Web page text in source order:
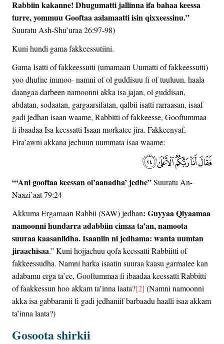
Rabbiin kakanne! Dhugumatti jallinna ifa bahaa keessa
turre, yommuu Gooftaa aalamaatti isin qixxeessinu.”
Suuratu Ash-Shu’uraa 26:97-98)
Kuni hundi gama fakkeessutiini.
Gama Isatti of fakkeessutti (umamaan Uumatti of fakkeessutti)
yoo dhufne immoo- namni of ol guddisuu fi of tuuluun, haala
daangaa darbeen namoonni akka isa jajan, ol guddisan,
abdatan, sodaatan, gargaarsifatan, qalbii isatti rarraasan, isaaf
gadi jedhan isaan waame, Rabbitti of fakkeesse, Gooftummaa
fi ibaadaa Isa keessatti Isaan morkatee jira. Fakkeenyaf,
Fira’awni akkana jechuun uummata isaa waame:
“‘Ani gooftaa keessan ol’aanadha’ jedhe”Suuratu An-
Naazi’aat 79:24
Akkuma Ergamaan Rabbii (SAW) jedhan: Guyyaa Qiyaamaa
namoonni hundarra adabbiin cimaa ta’an, namoota
suuraa kaasaniidha. Isaaniin ni jedhama: wanta uumtan
jiraachisaa.” Kuni hojjachuu qofa keessatti Rabbiitti of
fakkeessudha. Namni harka isaatin suuraa kaasu garmalee kan
adabamu erga ta’ee, Gooftummaa fi ibaadaa keessatti Rabbitti
of faakkessun hoo akkam ta’inna laata?[2] (Namni namoonni
akka isa gabbaranii fi gadi jedhaniif barbaadu haalli isaa akkam
ta’inna laata?)
Gosoota shirkii